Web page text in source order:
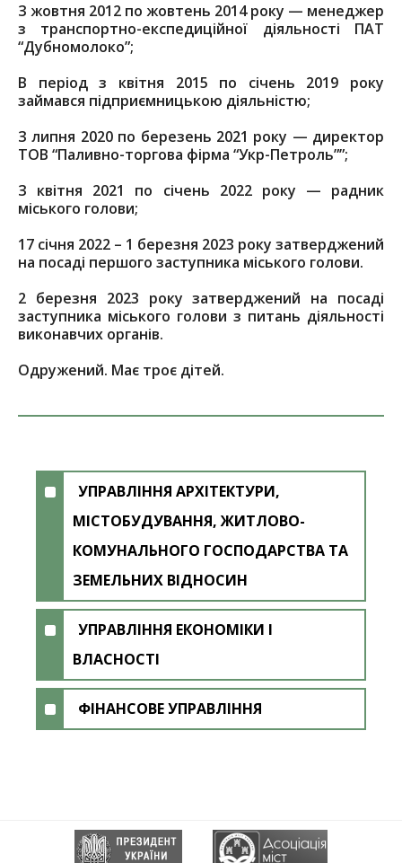
З жовтня 2012 по жовтень 2014 року — менеджер
з транспортно-експедиційної діяльності ПАТ
“Дубномолоко”;
В період з квітня 2015 по січень 2019 року
займався підприємницькою діяльністю;
З липня 2020 по березень 2021 року — директор
ТОВ “Паливно-торгова фірма “Укр-Петроль””;
З квітня 2021 по січень 2022 року — радник
міського голови;
17 січня 2022 – 1 березня 2023 року затверджений
на посаді першого заступника міського голови.
2 березня 2023 року затверджений на посаді
заступника міського голови з питань діяльності
виконавчих органів.
Одружений. Має троє дітей.
УПРАВЛІННЯ АРХІТЕКТУРИ,
МІСТОБУДУВАННЯ, ЖИТЛОВО-
КОМУНАЛЬНОГО ГОСПОДАРСТВА ТА
ЗЕМЕЛЬНИХ ВІДНОСИН
УПРАВЛІННЯ ЕКОНОМІКИ І
ВЛАСНОСТІ
ФІНАНСОВЕ УПРАВЛІННЯ